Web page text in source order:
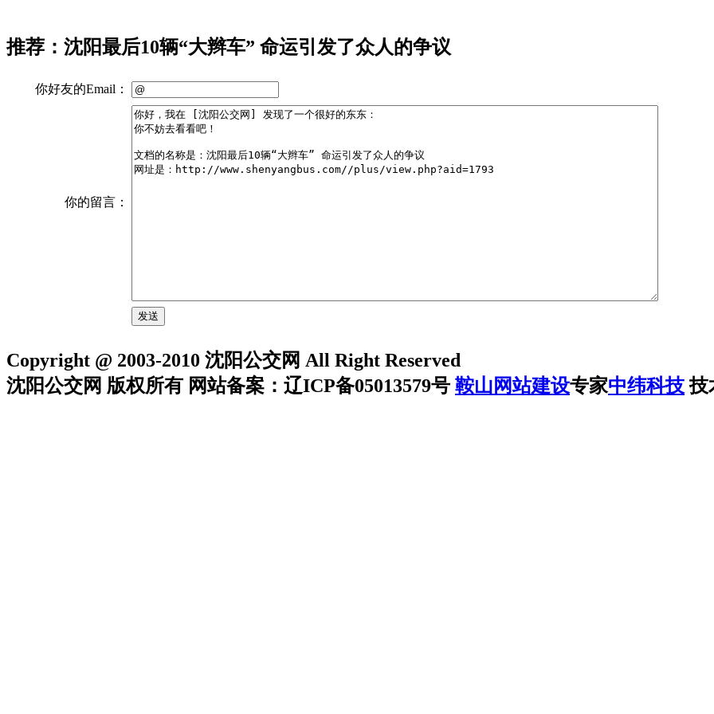
推荐：沈阳最后10辆“大辫车” 命运引发了众人的争议
你好友的Email：
你的留言：
Copyright @ 2003-2010 沈阳公交网 All Right Reserved
沈阳公交网 版权所有 网站备案：辽ICP备05013579号 鞍山网站建设专家中纬科技技